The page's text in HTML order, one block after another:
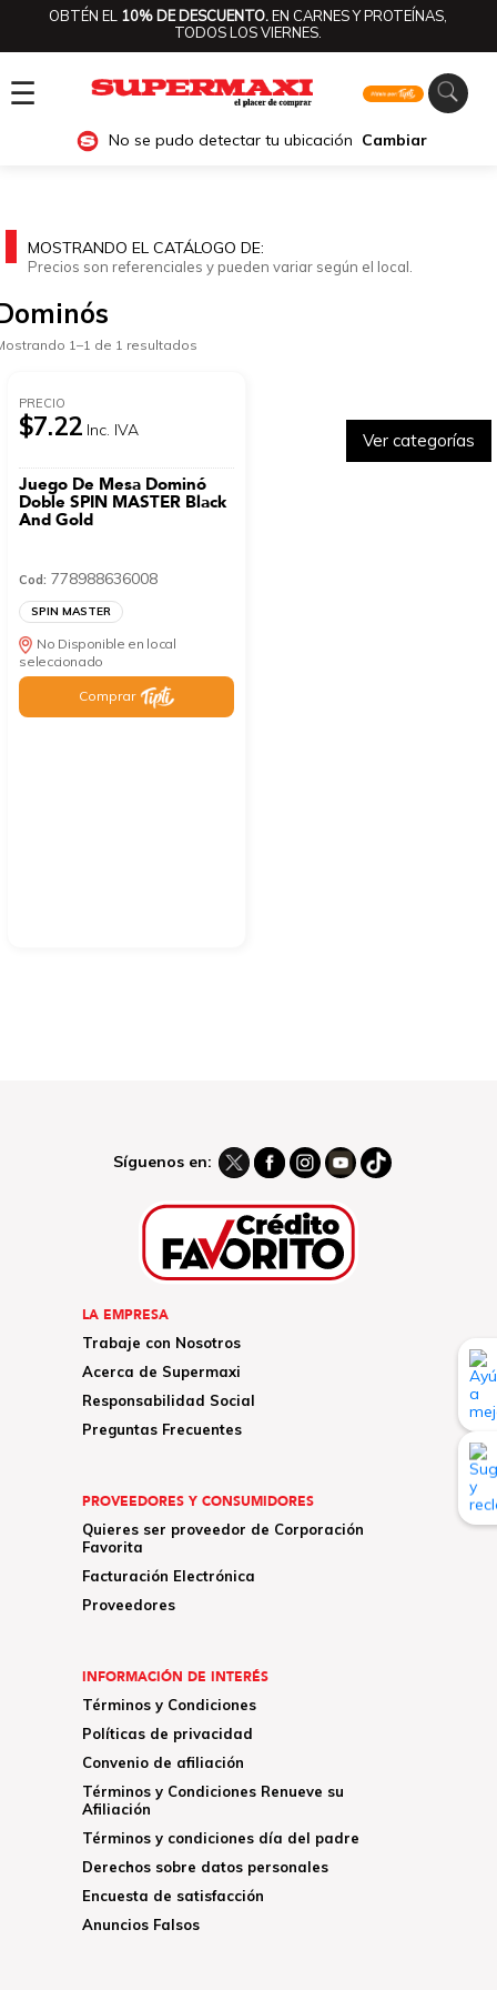
OBTÉN EL 10% DE DESCUENTO.EN CARNES Y PROTEÍNAS,
TODOS LOS VIERNES.
☰
No se pudo detectar tu ubicación Cambiar
Ver categorías
MOSTRANDO EL CATÁLOGO DE:
Precios son referenciales y pueden variar según el local.
1–1 de 1 resultados
PRECIO
$7.22 Inc. IVA
Juego De Mesa Dominó
Doble SPIN MASTER Black
And Gold
Cod: 778988636008
SPIN MASTER
No Disponible en local
seleccionado
Comprar
Síguenos en:
LA EMPRESA
Trabaje con Nosotros
Acerca de Supermaxi
Responsabilidad Social
Preguntas Frecuentes
PROVEEDORES Y CONSUMIDORES
Quieres ser proveedor de Corporación
Favorita
Facturación Electrónica
Proveedores
INFORMACIÓN DE INTERÉS
Términos y Condiciones
Políticas de privacidad
Convenio de afiliación
Términos y Condiciones Renueve su
Afiliación
Términos y condiciones día del padre
Derechos sobre datos personales
Encuesta de satisfacción
Anuncios Falsos